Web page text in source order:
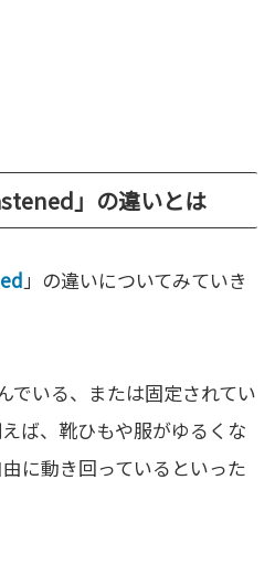
」の違いとは
」の違いについてみていき
でいる、または固定されてい
ば、靴ひもや服がゆるくな
に動き回っているといった